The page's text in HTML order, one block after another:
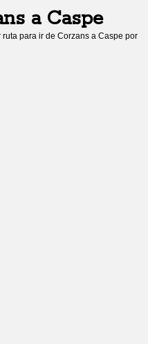
a Caspe
ruta para ir deCorzans aCaspe por